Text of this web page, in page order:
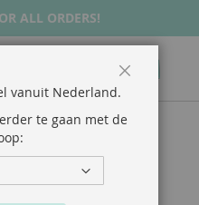
ALL ORDERS!
Zoek
vanuit Nederland.
te gaan met de